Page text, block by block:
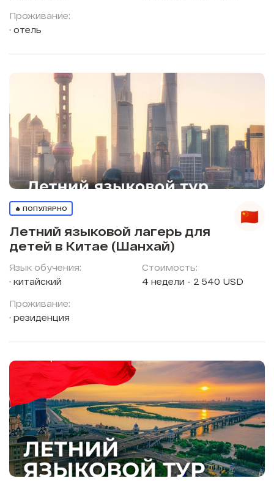
Проживание:
отель
🔥 ПОПУЛЯРНО
Летний языковой лагерь для
детей в Китае (Шанхай)
Язык обучения:
китайский
Проживание:
резиденция
Стоимость:
4 недели - 2 540 USD